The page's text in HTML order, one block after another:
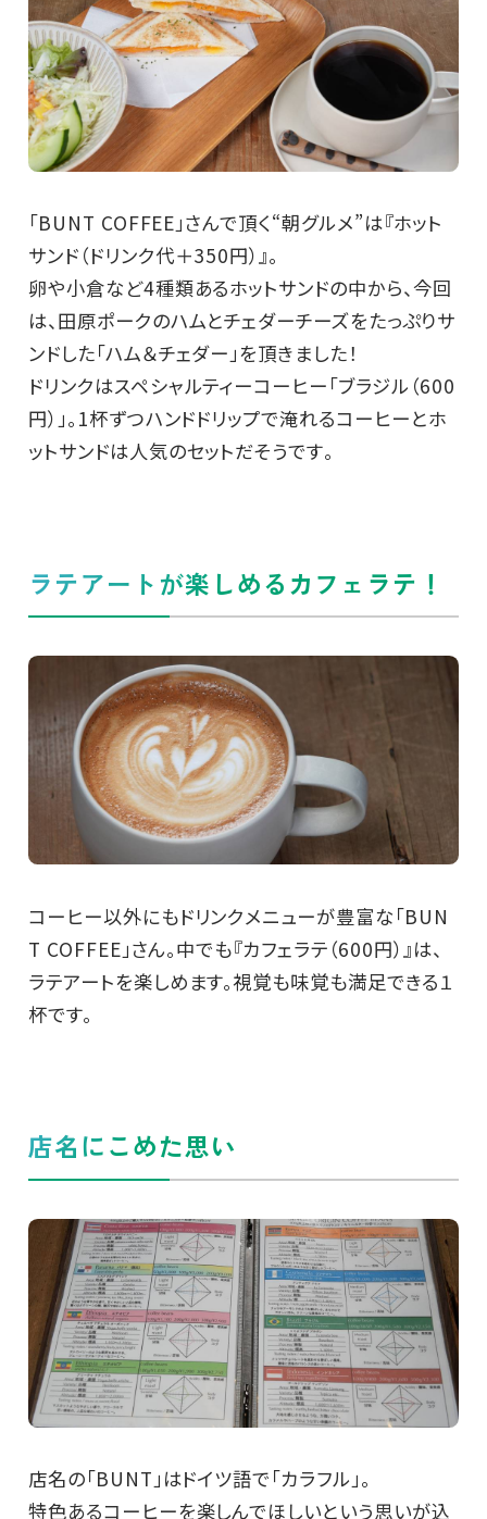
「BUNT COFFEE」さんで頂く“朝グルメ”は『ホット
サンド（ドリンク代＋350円）』。
卵や小倉など4種類あるホットサンドの中から、今回
は、田原ポークのハムとチェダーチーズをたっぷりサ
ンドした「ハム＆チェダー」を頂きました！
ドリンクはスペシャルティーコーヒー「ブラジル（600
円）」。1杯ずつハンドドリップで淹れるコーヒーとホ
ットサンドは人気のセットだそうです｡
ラテアートが楽しめるカフェラテ！
コーヒー以外にもドリンクメニューが豊富な「BUN
T COFFEE」さん。中でも『カフェラテ（600円）』は、
ラテアートを楽しめます。視覚も味覚も満足できる１
杯です。
店名にこめた思い
店名の「BUNT」はドイツ語で「カラフル」。
特色あるコーヒーを楽しんでほしいという思いが込